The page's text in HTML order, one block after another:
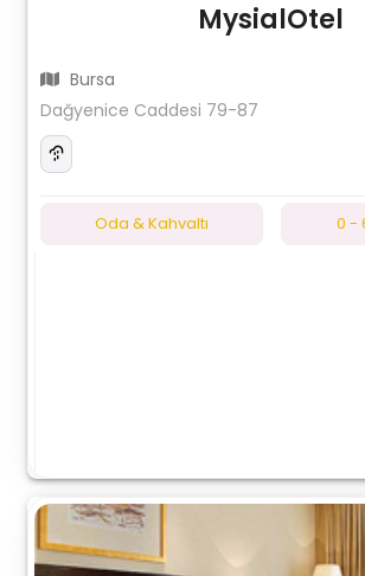
MysialOtel
Bursa
Dağyenice Caddesi 79-87
Oda & Kahvaltı 0 -